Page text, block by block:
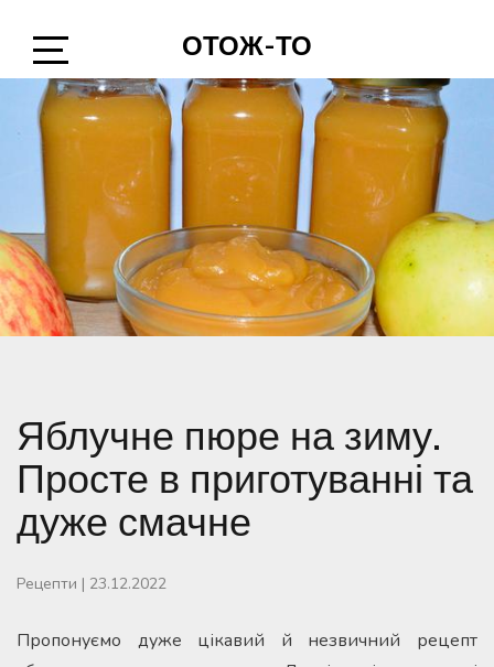
content
Open
Sidebar
ОТОЖ-ТО
Яблучне пюре на зиму.
Просте в приготуванні та
дуже смачне
Рецепти | 23.12.2022
Пропонуємо дуже цікавий й незвичний рецепт